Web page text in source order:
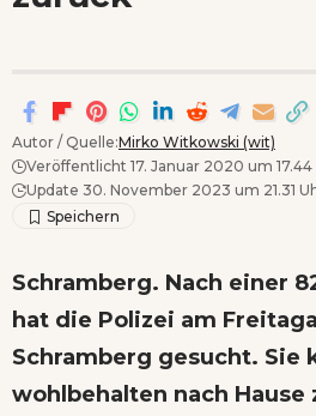
Autor / Quelle:Mirko Witkowski (wit)
Veröffentlicht 17. Januar 2020 um 17.44
Update 30. November 2023 um 21.31
Schramberg. Nach einer
hat die Polizei am
Schramberg gesucht. Sie
wohlbehalten nach Hause